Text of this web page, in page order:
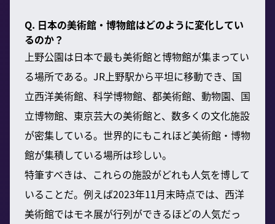
Q. 日本の美術館・博物館はどのように変化してい
るのか？
上野公園は日本で最も美術館と博物館が集まってい
る場所である。JR上野駅から平坦に移動でき、国
立西洋美術館、科学博物館、都美術館、動物園、国
立博物館、東京芸大の美術館と、数多くの文化施設
が密集している。世界的にもこれほど美術館・博物
館が集積している場所は珍しい。
特筆すべきは、これらの施設がどれも人気を博して
いることだ。例えば2023年11月末時点では、西洋
美術館ではモネ展が行列ができるほどの人気だっ